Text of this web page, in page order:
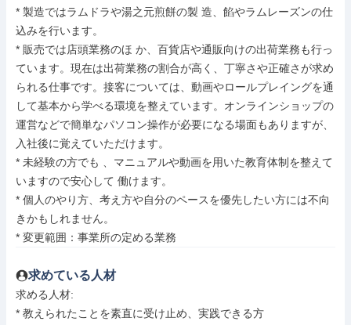
* 製造ではラムドラや湯之元煎餅の製 造、餡やラムレーズンの仕
込みを行います。
* 販売では店頭業務のほ か、百貨店や通販向けの出荷業務も行っ
ています。現在は出荷業務の割合が高く、丁寧さや正確さが求め
られる仕事です。接客については、動画やロールプレイングを通
して基本から学べる環境を整えています。オンラインショップの
運営などで簡単なパソコン操作が必要になる場面もありますが、
入社後に覚えていただけます。
* 未経験の方でも 、マニュアルや動画を用いた教育体制を整えて
いますので安心して 働けます。
* 個人のやり方、考え方や自分のペースを優先したい方には不向
きかもしれません。
* 変更範囲：事業所の定める業務
求めている人材
求める人材:
* 教えられたことを素直に受け止め、実践できる方